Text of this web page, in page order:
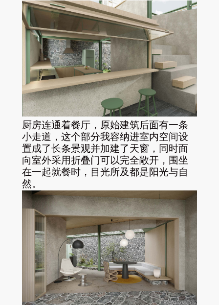
厨房连通着餐厅，原始建筑后面有一条
小走道，这个部分我容纳进室内空间设
置成了长条景观并加建了天窗，同时面
向室外采用折叠门可以完全敞开，围坐
在一起就餐时，目光所及都是阳光与自
然。